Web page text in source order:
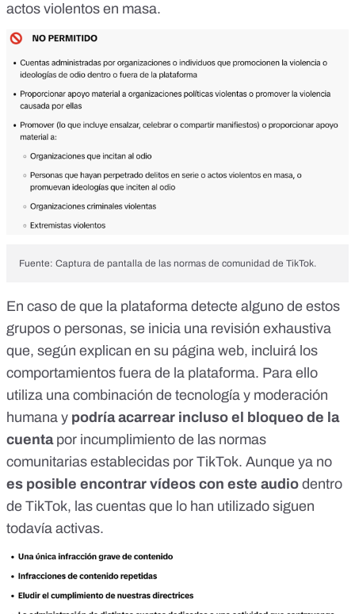
actos violentos en masa.
Fuente: Captura de pantalla de las normas de comunidad de TikTok.
En caso de que la plataforma detecte alguno de estos
grupos o personas, se inicia una revisión exhaustiva
que, según explican en su página web, incluirá los
comportamientos fuera de la plataforma. Para ello
utiliza una combinación de tecnología y moderación
humana y podría acarrear incluso el bloqueo de la
cuentapor incumplimiento de las normas
comunitarias establecidas por TikTok. Aunque ya no
es posible encontrar vídeos con este audio dentro
de TikTok, las cuentas que lo han utilizado siguen
todavía activas.